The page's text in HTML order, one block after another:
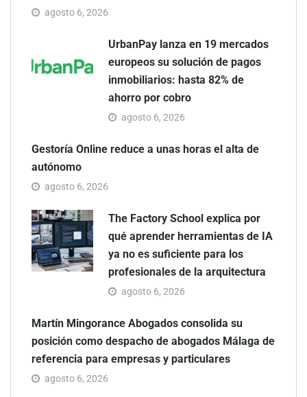
agosto 6, 2026
UrbanPay lanza en 19 mercados
europeos su solución de pagos
inmobiliarios: hasta 82% de
ahorro por cobro
agosto 6, 2026
Gestoría Online reduce a unas horas el alta de
autónomo
agosto 6, 2026
The Factory School explica por
qué aprender herramientas de IA
ya no es suficiente para los
profesionales de la arquitectura
agosto 6, 2026
Martín Mingorance Abogados consolida su
posición como despacho de abogados Málaga de
referencia para empresas y particulares
agosto 6, 2026